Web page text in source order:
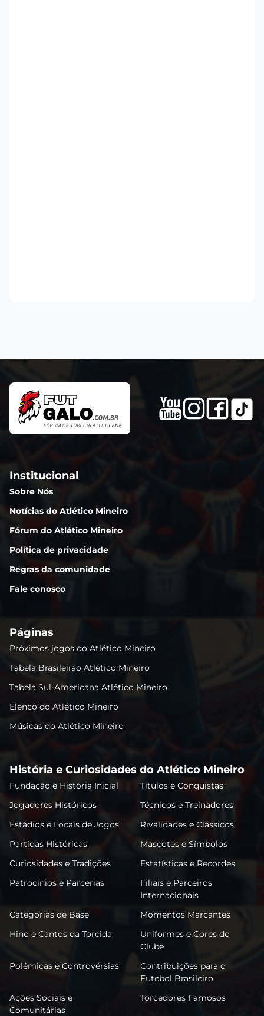
Institucional
Sobre Nós
Notícias do Atlético Mineiro
Fórum do Atlético Mineiro
Política de privacidade
Regras da comunidade
Fale conosco
Páginas
Próximos jogos do Atlético Mineiro
Tabela Brasileirão Atlético Mineiro
Tabela Sul-Americana Atlético Mineiro
Elenco do Atlético Mineiro
Músicas do Atlético Mineiro
História e Curiosidades do Atlético Mineiro
Fundação e História Inicial
Títulos e Conquistas
Jogadores Históricos
Técnicos e Treinadores
Estádios e Locais de Jogos
Rivalidades e Clássicos
Partidas Históricas
Mascotes e Símbolos
Curiosidades e Tradições
Estatísticas e Recordes
Patrocínios e Parcerias
Filiais e Parceiros
Internacionais
Categorias de Base
Momentos Marcantes
Hino e Cantos da Torcida
Uniformes e Cores do
Clube
Polêmicas e Controvérsias
Contribuições para o
Futebol Brasileiro
Ações Sociais e
Comunitárias
Torcedores Famosos